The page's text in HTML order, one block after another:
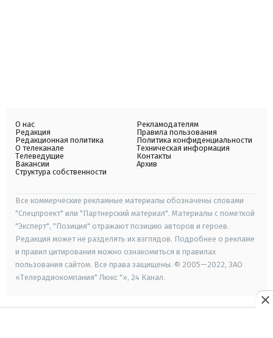
О нас
Редакция
Редакционная политика
О телеканале
Телеведущие
Вакансии
Структура собственности
Рекламодателям
Правила пользования
Политика конфиденциальности
Техническая информация
Контакты
Архив
Все коммерческие рекламные материалы обозначены словами
"Спецпроект" или "Партнерский материал". Материалы с пометкой
"Эксперт", "Позиция" отражают позицию авторов и героев.
Редакция может не разделять их взглядов. Подробнее о рекламе
и правил цитирования можно ознакомиться в правилах
пользования сайтом. Все права защищены. © 2005—2022, ЗАО
«Телерадиокомпания" Люкс "», 24 Канал.